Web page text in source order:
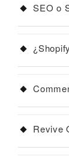
SEO o
Revive